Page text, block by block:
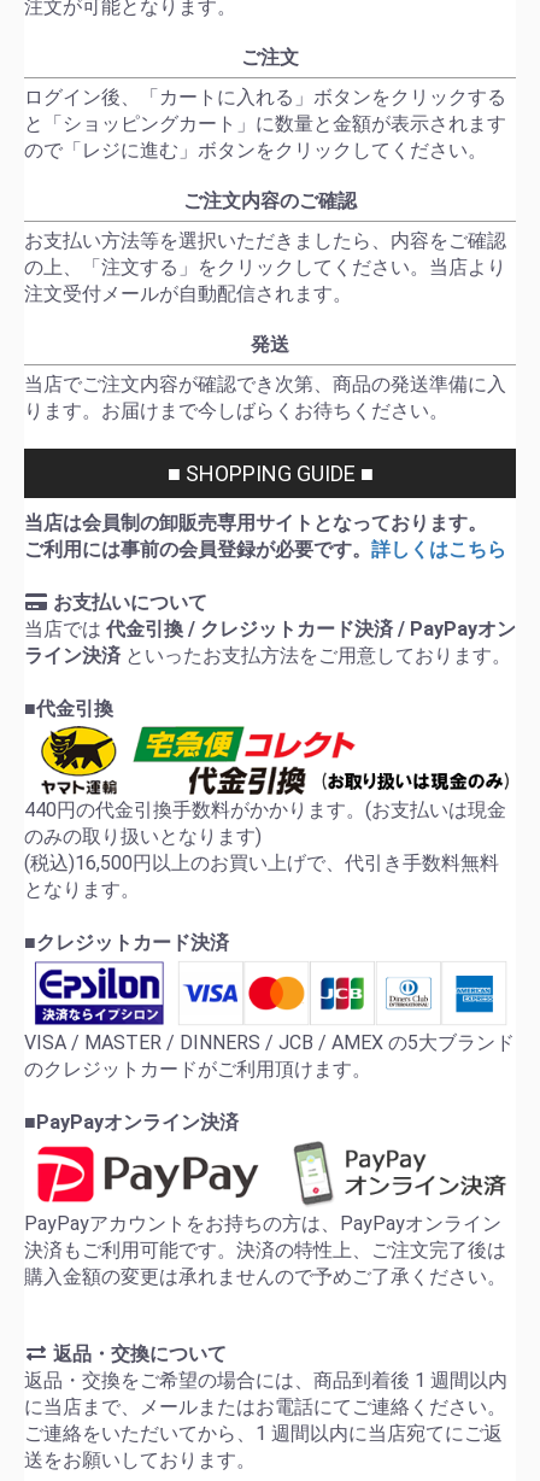
注文が可能となります。
ご注文
ログイン後、「カートに入れる」ボタンをクリックする
と「ショッピングカート」に数量と金額が表示されます
ので「レジに進む」ボタンをクリックしてください。
ご注文内容のご確認
お支払い方法等を選択いただきましたら、内容をご確認
の上、「注文する」をクリックしてください。当店より
注文受付メールが自動配信されます。
発送
当店でご注文内容が確認でき次第、商品の発送準備に入
ります。お届けまで今しばらくお待ちください。
■ SHOPPING GUIDE ■
当店は会員制の卸販売専用サイトとなっております。
ご利用には事前の会員登録が必要です。 詳しくはこちら
お支払いについて
当店では 代金引換 / クレジットカード決済 / PayPayオン
ライン決済 といったお支払方法をご用意しております。
■代金引換
440円の代金引換手数料がかかります。(お支払いは現金
のみの取り扱いとなります)
(税込)16,500円以上のお買い上げで、代引き手数料無料
となります。
■クレジットカード決済
VISA / MASTER / DINNERS / JCB / AMEX の5大ブランド
のクレジットカードがご利用頂けます。
■PayPayオンライン決済
PayPayアカウントをお持ちの方は、PayPayオンライン
決済もご利用可能です。決済の特性上、ご注文完了後は
購入金額の変更は承れませんので予めご了承ください。
返品・交換について
返品・交換をご希望の場合には、商品到着後 1 週間以内
に当店まで、メールまたはお電話にてご連絡ください。
ご連絡をいただいてから、1 週間以内に当店宛てにご返
送をお願いしております。